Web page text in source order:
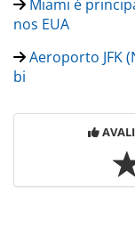
Miami é
nos EUA
Aeroporto JFK
bi